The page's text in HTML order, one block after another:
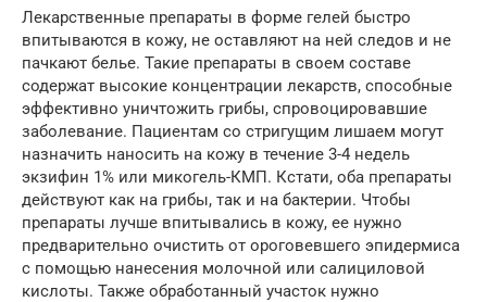
Лекарственные препараты в форме гелей быстро
впитываются в кожу, не оставляют на ней следов и не
пачкают белье. Такие препараты в своем составе
содержат высокие концентрации лекарств, способные
эффективно уничтожить грибы, спровоцировавшие
заболевание. Пациентам со стригущим лишаем могут
назначить наносить на кожу в течение 3-4 недель
экзифин 1% или микогель-КМП. Кстати, оба препараты
действуют как на грибы, так и на бактерии. Чтобы
препараты лучше впитывались в кожу, ее нужно
предварительно очистить от ороговевшего эпидермиса
с помощью нанесения молочной или салициловой
кислоты. Также обработанный участок нужно